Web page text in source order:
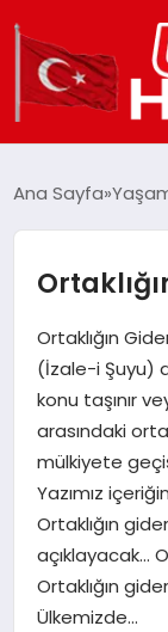
DÜNYA
EKONOMI
SIYASET
TEKNOLOJI
EĞITIM
MAGAZIN
SPOR
Ana Sayfa
Ortaklığın
(İzale-i Şuyu)
konu taşınır
arasındaki
mülkiyete
Yazımız
Ortaklığın
açıklayacak…
Ortaklığın
Ülkemizde…